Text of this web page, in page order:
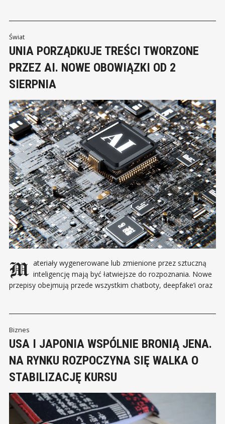
wdrażające dyrektywę o prawie do naprawy. Zamiast
Świat
UNIA PORZĄDKUJE TREŚCI TWORZONE
PRZEZ AI. NOWE OBOWIĄZKI OD 2
SIERPNIA
Materiały wygenerowane lub zmienione przez sztuczną inteligencję mają być łatwiejsze do rozpoznania. Nowe
przepisy obejmują przede wszystkim chatboty, deepfake’i oraz
sztucznej inteligencji i ograniczenie
Biznes
USA I JAPONIA WSPÓLNIE BRONIĄ JENA.
NA RYNKU ROZPOCZYNA SIĘ WALKA O
STABILIZACJĘ KURSU